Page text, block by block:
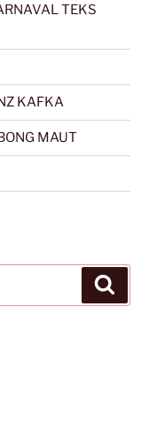
TEKS
KAFKA
MAUT